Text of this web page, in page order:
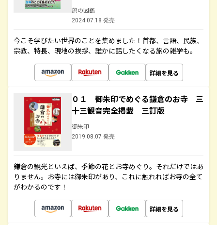
旅の図鑑
2024.07.18 発売
今こそ学びたい世界のことを集めました！首都、言語、民族、
宗教、特長、現地の挨拶、誰かに話したくなる旅の雑学も。
詳細を見る
０１ 御朱印でめぐる鎌倉のお寺 三
十三観音完全掲載 三訂版
御朱印
2019.08.07 発売
鎌倉の観光といえば、季節の花とお寺めぐり。それだけではあ
りません。お寺には御朱印があり、これに触れればお寺の全て
がわかるのです！
詳細を見る